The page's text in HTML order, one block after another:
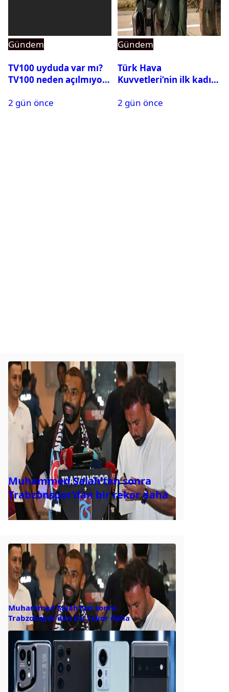
Gündem
TV100 uyduda var mı?
TV100 neden açılmıyor?
2 gün önce
Gündem
Türk Hava
Kuvvetleri’nin ilk kadın
Karapınar hakkında
2 gün önce
Muhammed Salah’tan sonra
Trabzonspor’dan bir rekor daha
Muhammed Salah’tan sonra
Trabzonspor’dan bir rekor daha